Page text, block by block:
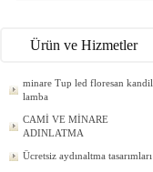
Ürün ve Hizmetler
minare Tup led floresan kandil
lamba
CAMİ VE MİNARE
ADINLATMA
Ücretsiz aydınaltma tasarımları